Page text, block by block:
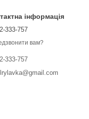
інформація
333-757
вам?
333-757